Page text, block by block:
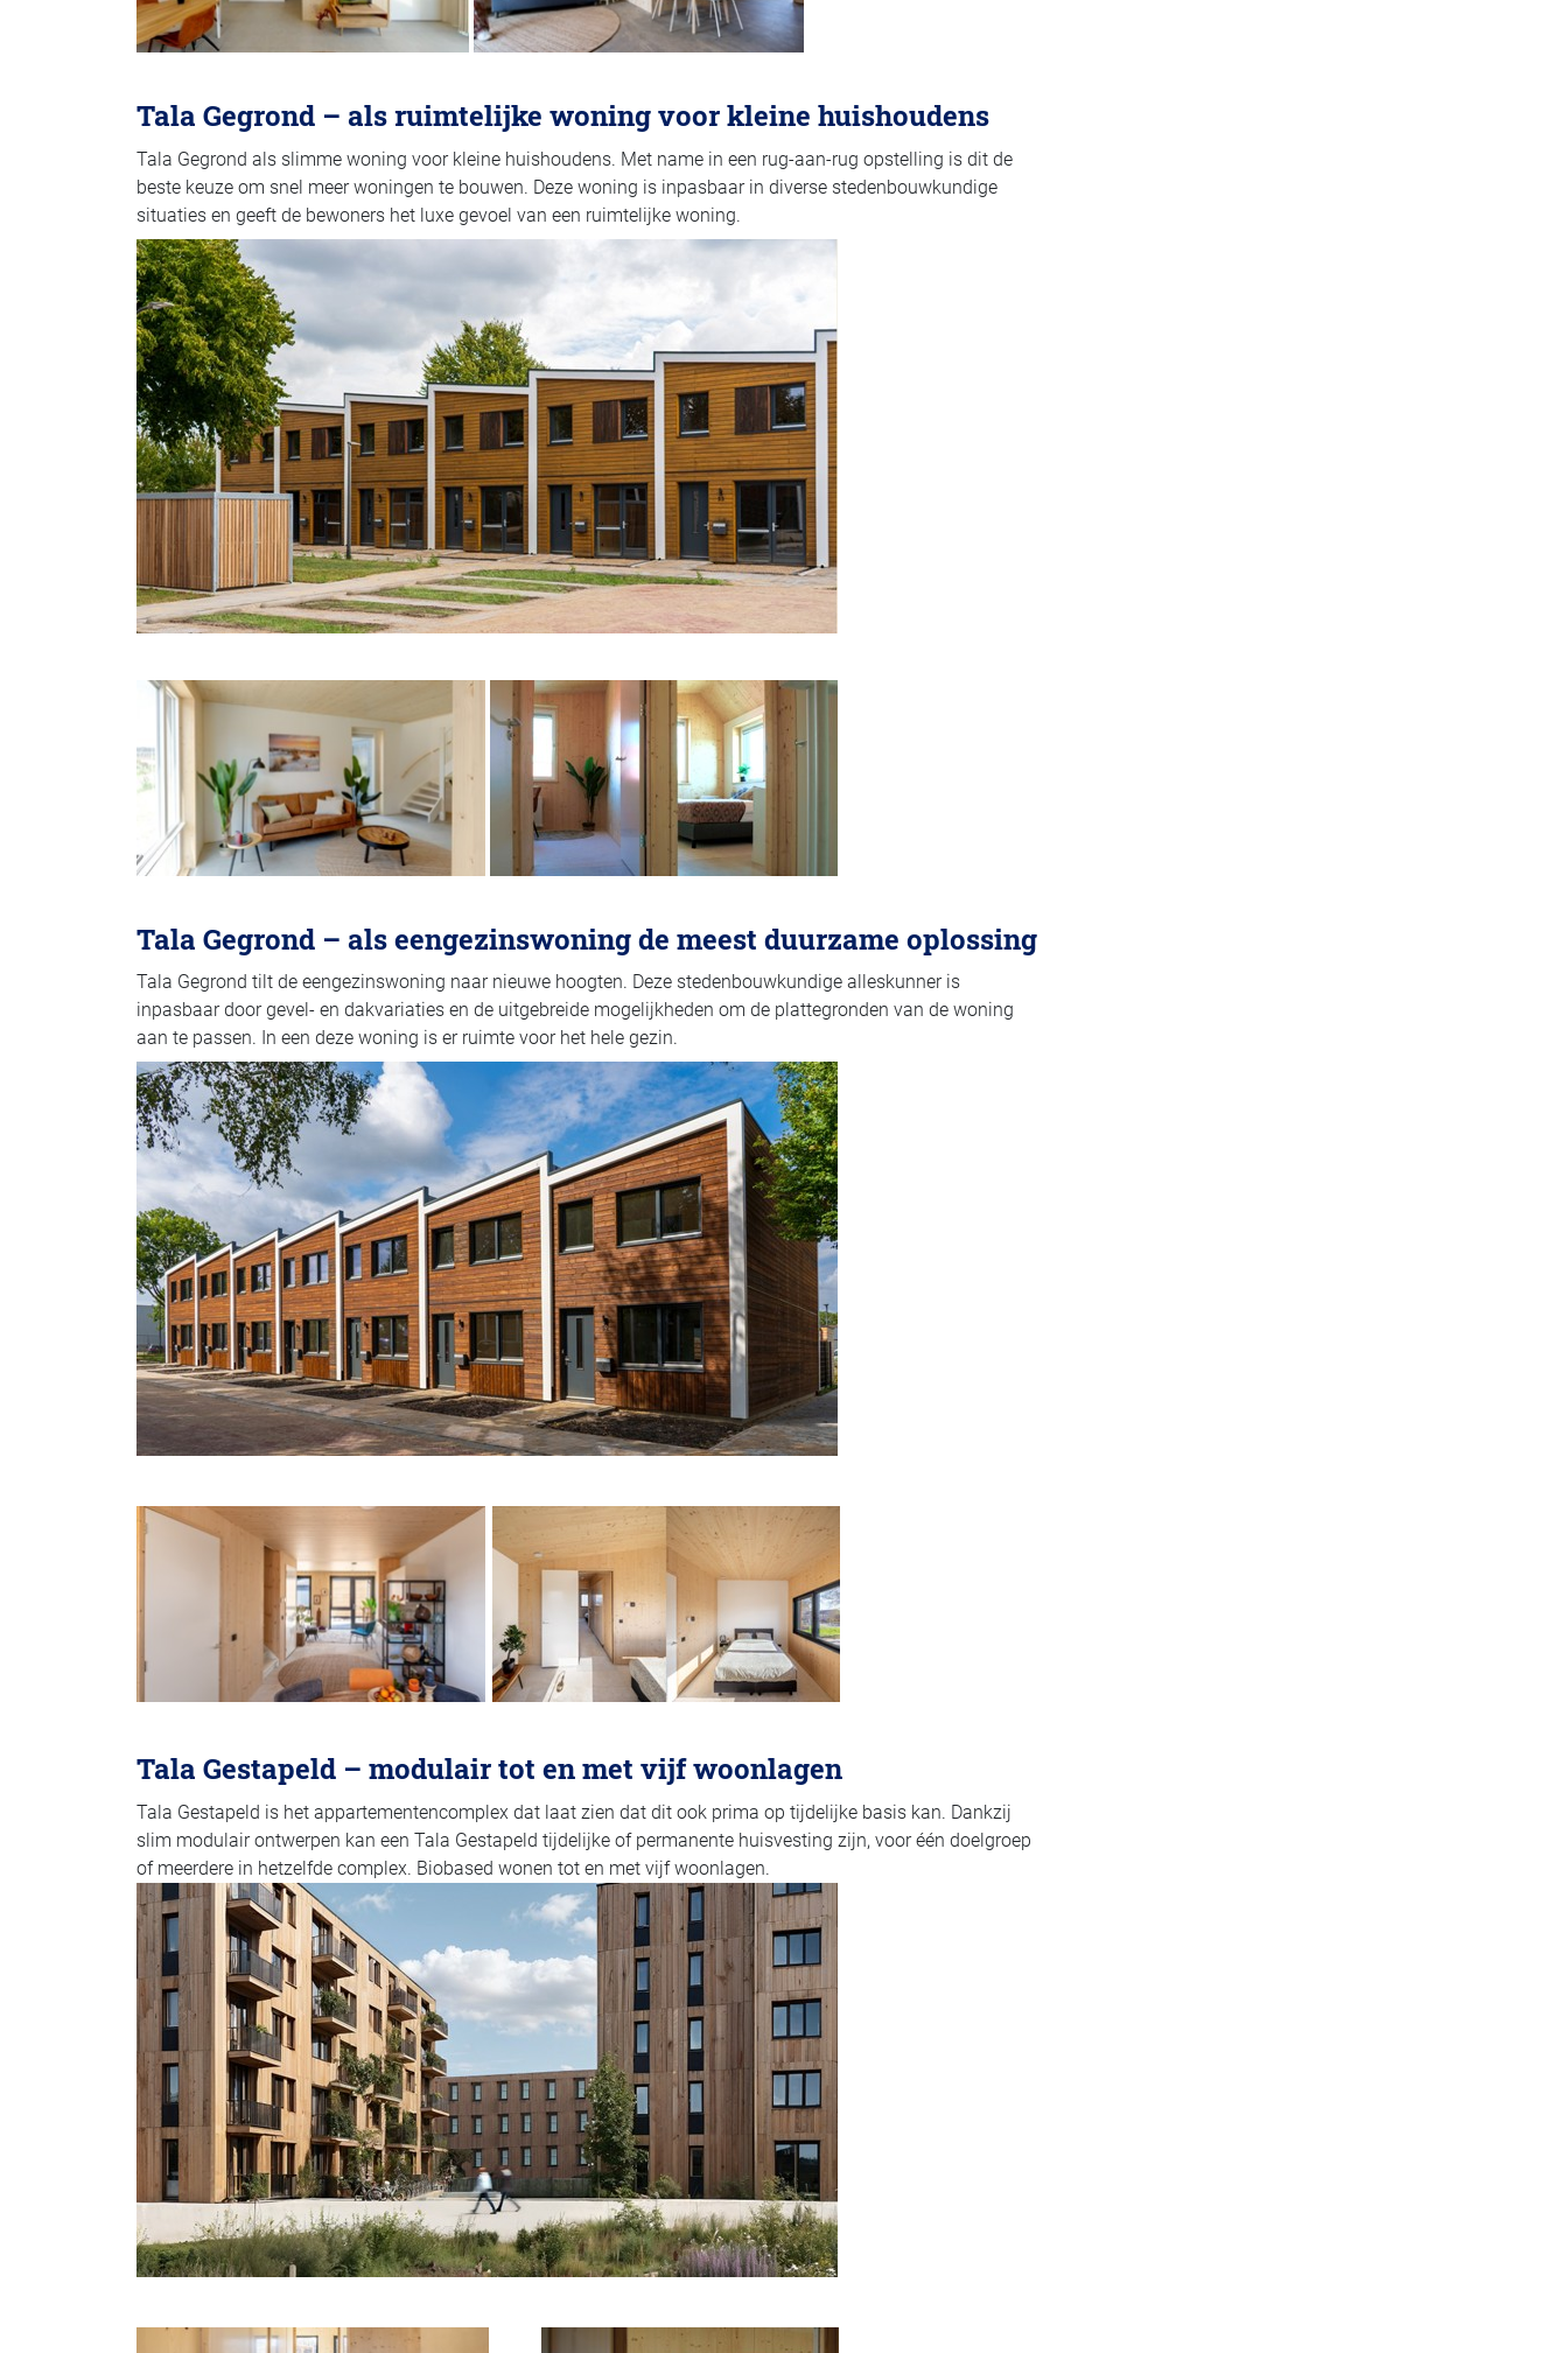
Tala Gegrond – als ruimtelijke woning voor kleine huishoudens
Tala Gegrond als slimme woning voor kleine huishoudens. Met name in een rug-aan-rug opstelling is dit de
beste keuze om snel meer woningen te bouwen. Deze woning is inpasbaar in diverse stedenbouwkundige
situaties en geeft de bewoners het luxe gevoel van een ruimtelijke woning.
Tala Gegrond – als eengezinswoning de meest duurzame oplossing
Tala Gegrond tilt de eengezinswoning naar nieuwe hoogten. Deze stedenbouwkundige alleskunner is
inpasbaar door gevel- en dakvariaties en de uitgebreide mogelijkheden om de plattegronden van de woning
aan te passen. In een deze woning is er ruimte voor het hele gezin.
Tala Gestapeld – modulair tot en met vijf woonlagen
Tala Gestapeld is het appartementencomplex dat laat zien dat dit ook prima op tijdelijke basis kan. Dankzij
slim modulair ontwerpen kan een Tala Gestapeld tijdelijke of permanente huisvesting zijn, voor één doelgroep
of meerdere in hetzelfde complex. Biobased wonen tot en met vijf woonlagen.